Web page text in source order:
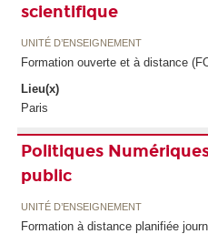
scientifique
UNITÉ D’ENSEIGNEMENT
Formation ouverte et à distance
Lieu(x)
Paris
Politiques
public
UNITÉ D’ENSEIGNEMENT
Formation à distance planifiée